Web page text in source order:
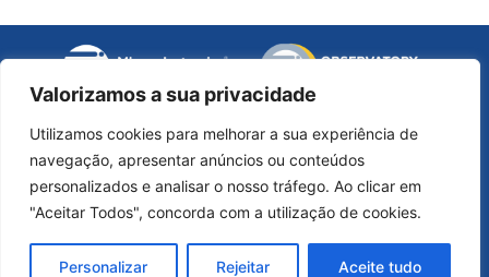
Valorizamos a sua privacidade
Utilizamos cookies para melhorar a sua experiência de
navegação, apresentar anúncios ou conteúdos
personalizados e analisar o nosso tráfego. Ao clicar em
"Aceitar Todos", concorda com a utilização de cookies.
Personalizar Rejeitar Aceite tudo
a
new
opens
a
new
window
opens
a
new
window
opens
a
new
windowopens